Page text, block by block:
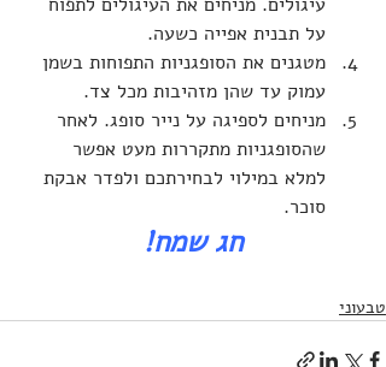
על תבנית אפייה כשעה.
מטגנים את הסופגניות התפוחות בשמן
עמוק עד שהן מזהיבות מכל צד.
מניחים לספיגה על נייר סופג. לאחר
שהסופגניות מתקררות מעט אפשר
למלא במילוי לבחירתכם ולפדר אבקת
סוכר.
חג שמח!
טבעוני